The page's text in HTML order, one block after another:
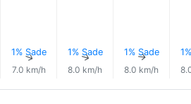
1% Sade
↑
7.0 km/h
1% Sade
↑
8.0 km/h
1% Sade
↑
8.0 km/h